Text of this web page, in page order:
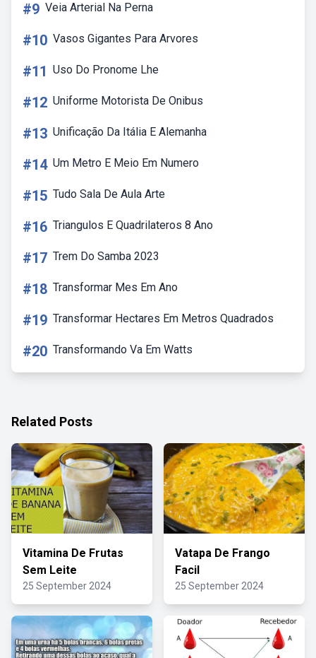
#9 Veia Arterial Na Perna
#10 Vasos Gigantes Para Arvores
#11 Uso Do Pronome Lhe
#12 Uniforme Motorista De Onibus
#13 Unificação Da Itália E Alemanha
#14 Um Metro E Meio Em Numero
#15 Tudo Sala De Aula Arte
#16 Triangulos E Quadrilateros 8 Ano
#17 Trem Do Samba 2023
#18 Transformar Mes Em Ano
#19 Transformar Hectares Em Metros Quadrados
#20 Transformando Va Em Watts
Related Posts
Vitamina De Frutas
Sem Leite
25 September 2024
Vatapa De Frango
Facil
25 September 2024